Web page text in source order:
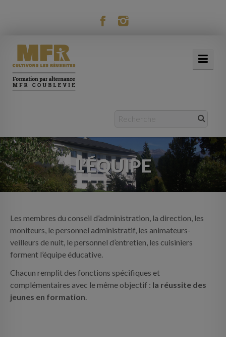
FORMATIONS
ACTUALITÉS
VIE RÉSIDENTIELLE
MOBILITÉ
INFOS PRATIQUES
CONTACT
L’ÉQUIPE
Les membres du conseil d’administration, la direction, les
moniteurs, le personnel administratif, les animateurs-
veilleurs de nuit, le personnel d’entretien, les cuisiniers
forment l’équipe éducative.
Chacun remplit des fonctions spécifiques et
complémentaires avec le même objectif : la réussite des
jeunes en formation